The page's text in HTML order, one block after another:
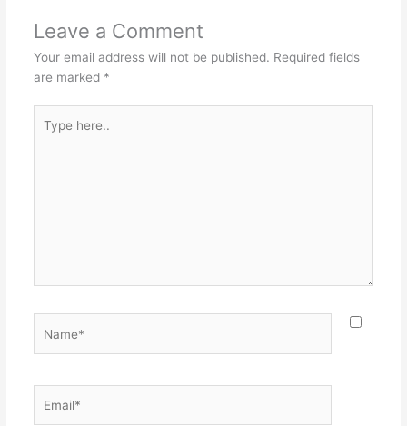
Leave a Comment
Your email address will not be published. Required fields
are marked *
here..